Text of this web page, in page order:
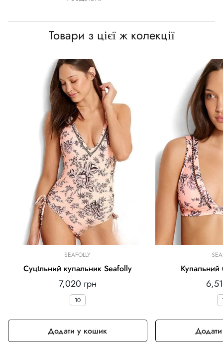
Товари з цієї ж колекції
SEAFOLLY
Суцільний купальник Seafolly
Звичайна
ціна
7,020 грн
10
Додати у кошик
Купальний
ціна